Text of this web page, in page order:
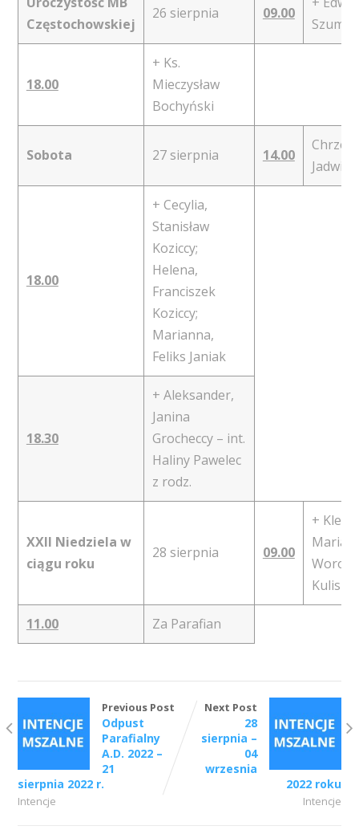
Częstochowskiej
26 sierpnia 09.00
18.00
+ Ks.
Mieczysław
Bochyński
Sobota 27 sierpnia 14.00
18.00
+ Cecylia,
Stanisław
Koziccy;
Helena,
Franciszek
Koziccy;
Marianna,
Feliks Janiak
18.30
+ Aleksander,
Janina
Grocheccy – int.
Haliny Pawelec
z rodz.
XXII Niedziela w
ciągu roku
28 sierpnia 09.00
+
Maria,
Kulisz
11.00 Za Parafian
Previous Post
Odpust
Parafialny
A.D. 2022 –
21
sierpnia 2022 r.
Intencje
Next Post
28
sierpnia –
04
wrzesnia
2022 roku
Intencje